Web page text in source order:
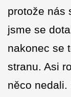
protože nás
jsme se
nakonec se
stranu. Asi
něco